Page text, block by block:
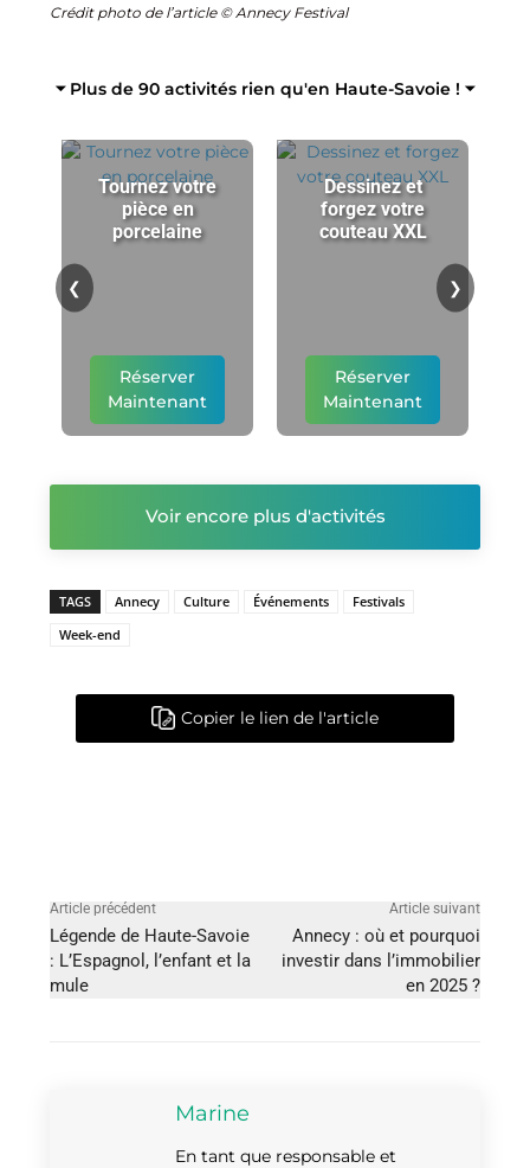
Crédit photo de l’article © Annecy Festival
⏷ Plus de 90 activités rien qu'en Haute-Savoie ! ⏷
Tournez votre
pièce en
porcelaine
Réserver
Maintenant
Dessinez et
forgez votre
couteau XXL
Réserver
Maintenant
❮ ❯
Voir encore plus d'activités
TAGS Annecy Culture Événements
Festivals
Week-end
Copier le lien de l'article
Article précédent
Légende de Haute-Savoie
: L’Espagnol, l’enfant et la
mule
Article suivant
Annecy : où et pourquoi
investir dans l’immobilier
en 2025 ?
Marine
En tant que responsable et